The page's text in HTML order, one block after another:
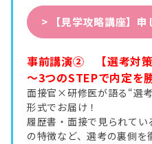
> 【見学攻略講座】申
事前講演② 【選考対策
～3つのSTEPで内定を
面接官×研修医が語る“選
形式でお届け！
履歴書・面接で見られて
の特徴など、選考の裏側を